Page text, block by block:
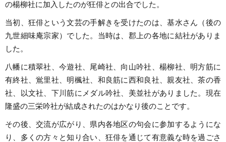
の楊柳社に加入したのが狂俳との出合でした。
当初、狂俳という文芸の手解きを受けたのは、基水さん（後の
九世細味庵宗家）でした。当時は、郡上の各地に結社がありま
した。
八幡に積翠社、今遊社、尾崎社、向山吟社、楊柳社、明方筋に
有終社、鴬里社、明楓社、和良筋に西和良社、親友社、茶の香
社、以文社、下川筋にメダル吟社、美並社がありました。現在
隆盛の三栄吟社が結成されたのはかなり後のことです。
その後、交流が広がり、県内各地区の句会に参加するようにな
り、多くの方々と知り合い、狂俳を通じて有意義な時を過ごさ